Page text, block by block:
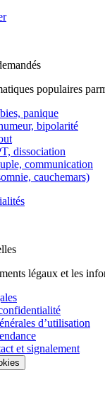
populaires
panique
bipolarité
dissociation
communication
cauchemars)
légaux et les
d’utilisation
et signalement